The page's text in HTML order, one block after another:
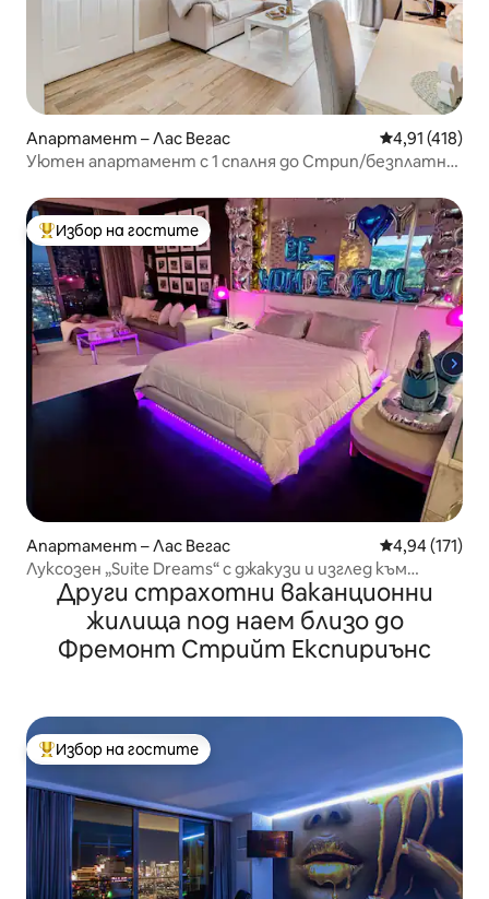
Апартамент – Лас Вегас Средна
4,91 (418)
Уютен апартамент с 1 спалня до Стрип/безплатно
Най-популярен избор на гостите
Избор на гостите
Апартамент – Лас Вегас Средна
4,94 (171)
Луксозен „Suite Dreams“ с джакузи и изглед към
планината
Други страхотни ваканционни
жилища под наем близо до
Фремонт Стрийт Експириънс
Най-популярен избор на гостите
Избор на гостите